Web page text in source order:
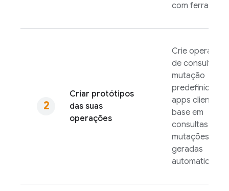
com
Criar protótipos
das suas
operações
Crie
de consulta e
mutação
predefinidas
apps clientes
base em
consultas e
mutações
geradas